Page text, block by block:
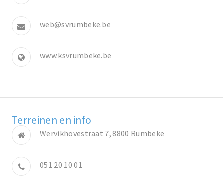
web@svrumbeke.be
www.ksvrumbeke.be
Terreinen en info
Wervikhovestraat 7, 8800 Rumbeke
051 20 10 01